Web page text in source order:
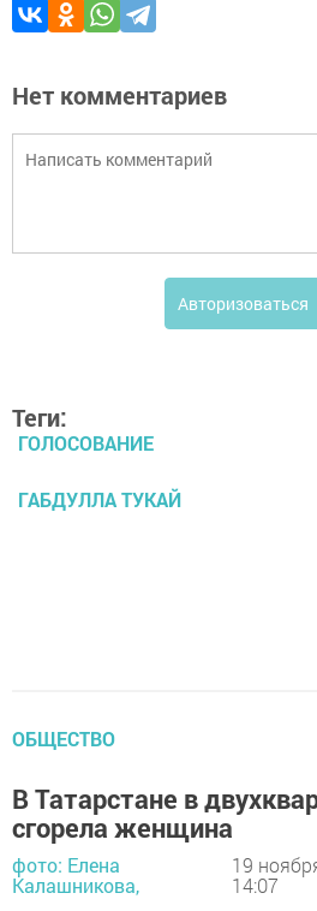
Нет комментариев
Авторизоваться
Теги:
ГОЛОСОВАНИЕ
ГАБДУЛЛА ТУКАЙ
ОБЩЕСТВО
В Татарстане в
сгорела женщина
фото: Елена
Калашникова,
19
14:07